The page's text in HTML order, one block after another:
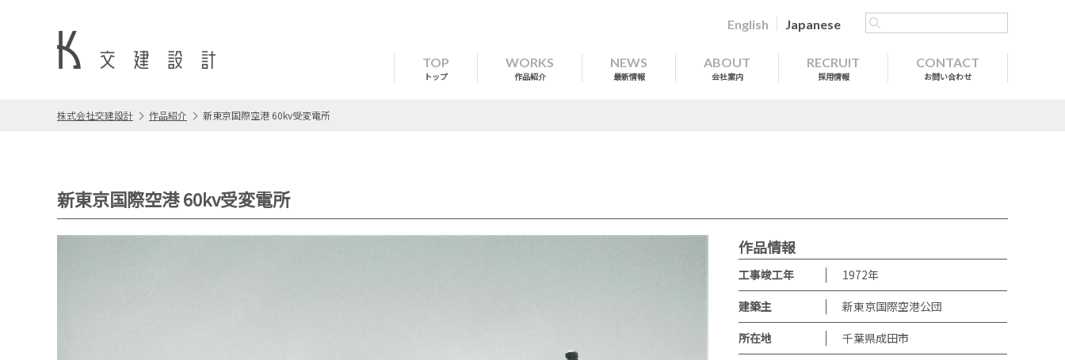
English Japanese
TOP
トップ
WORKS
作品紹介
NEWS
最新情報
ABOUT
会社案内
RECRUIT
採用情報
CONTACT
お問い合わせ
株式会社交建設計 作品紹介 新東京国際空港 60kv受変電所
新東京国際空港 60kv受変電所
作品情報
工事竣工年 1972年
建築主
新東京国際空港公団
所在地
千葉県成田市